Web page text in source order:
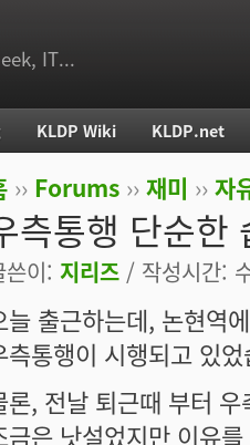
IT...
위치
›› Forums ›› 재미 ›› 자
측통행 단순한
쓴이: 지리즈 / 작성시간:
늘 출근하는데, 논현역
측통행이 시행되고 있
론, 전날 퇴근때 부터
금은 낫설었지만 이유
KLDP Wiki KLDP.net